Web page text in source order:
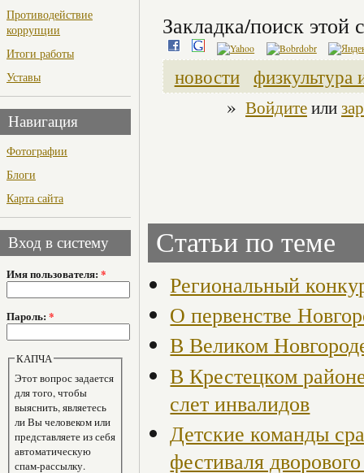
Противодействие
коррупции
Итоги работы
Уставы
Навигация
Фотографии
Блоги
Карта сайта
Вход в систему
Имя пользователя: *
Пароль: *
КАПЧА
Этот вопрос задается
для того, чтобы
выяснить, являетесь
ли Вы человеком или
представляете из себя
автоматическую
спам-рассылку.
Закладка/поиск этой
новости физкультура
» Войдитеили
Статьи по теме
Региональный
О первенстве
В Великом
В Крестецком
слет инвалидов
Детские команды
фестиваля